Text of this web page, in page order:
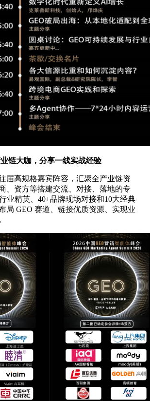
链大咖，分享一线实战经验
届高规格嘉宾阵容，汇聚全产业链资
、资方等搭建交流、对接、落地的专
业精英、40+品牌现场对接和10大经典
局 GEO 赛道、链接优质资源、实现业